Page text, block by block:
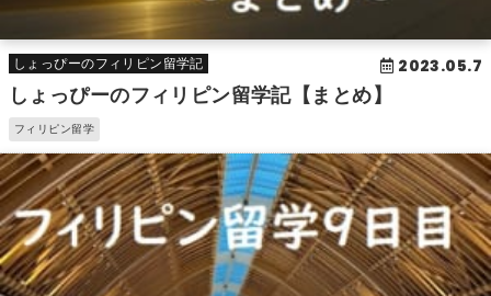
しょっぴーのフィリピン留学記 2023.05.7
しょっぴーのフィリピン留学記【まとめ】
フィリピン留学